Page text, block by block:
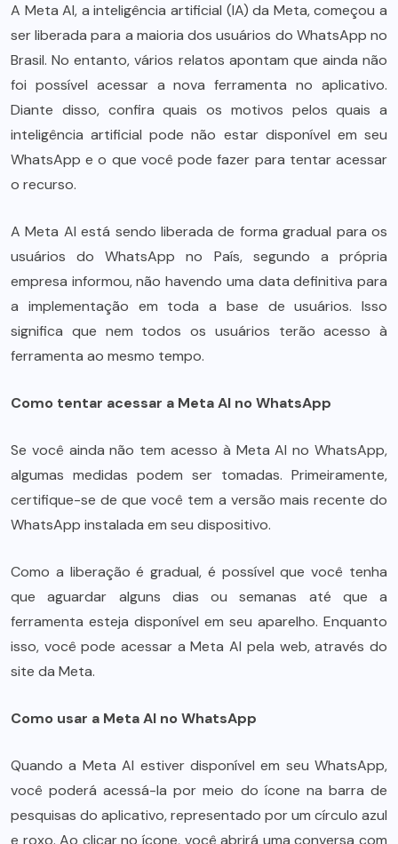
A Meta AI, a inteligência artificial (IA) da Meta, começou a
ser liberada para a maioria dos usuários do WhatsApp no
Brasil. No entanto, vários relatos apontam que ainda não
foi possível acessar a nova ferramenta no aplicativo.
Diante disso, confira quais os motivos pelos quais a
inteligência artificial pode não estar disponível em seu
WhatsApp e o que você pode fazer para tentar acessar
o recurso.
A Meta AI está sendo liberada de forma gradual para os
usuários do WhatsApp no País, segundo a própria
empresa informou, não havendo uma data definitiva para
a implementação em toda a base de usuários. Isso
significa que nem todos os usuários terão acesso à
ferramenta ao mesmo tempo.
Como tentar acessar a Meta AI no WhatsApp
Se você ainda não tem acesso à Meta AI no WhatsApp,
algumas medidas podem ser tomadas. Primeiramente,
certifique-se de que você tem a versão mais recente do
WhatsApp instalada em seu dispositivo.
Como a liberação é gradual, é possível que você tenha
que aguardar alguns dias ou semanas até que a
ferramenta esteja disponível em seu aparelho. Enquanto
isso, você pode acessar a Meta AI pela web, através do
site da Meta.
Como usar a Meta AI no WhatsApp
Quando a Meta AI estiver disponível em seu WhatsApp,
você poderá acessá-la por meio do ícone na barra de
pesquisas do aplicativo, representado por um círculo azul
e roxo. Ao clicar no ícone, você abrirá uma conversa com